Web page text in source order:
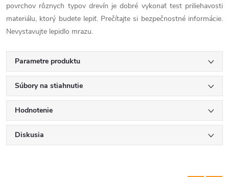
povrchov rôznych typov drevín je dobré vykonať test priliehavosti
materiálu, ktorý budete lepiť. Prečítajte si bezpečnostné informácie.
Nevystavujte lepidlo mrazu.
Parametre produktu
Súbory na stiahnutie
Hodnotenie
Diskusia